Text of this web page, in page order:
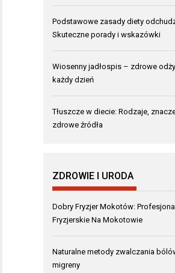
Podstawowe zasady diety
Skuteczne porady i wskazówki
Wiosenny jadłospis – zdrowe
każdy dzień
Tłuszcze w diecie: Rodzaje,
zdrowe źródła
ZDROWIE I URODA
Dobry Fryzjer Mokotów:
Fryzjerskie Na Mokotowie
Naturalne metody zwalczania
migreny